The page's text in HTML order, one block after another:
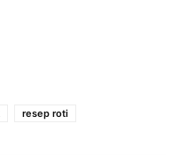
resep roti